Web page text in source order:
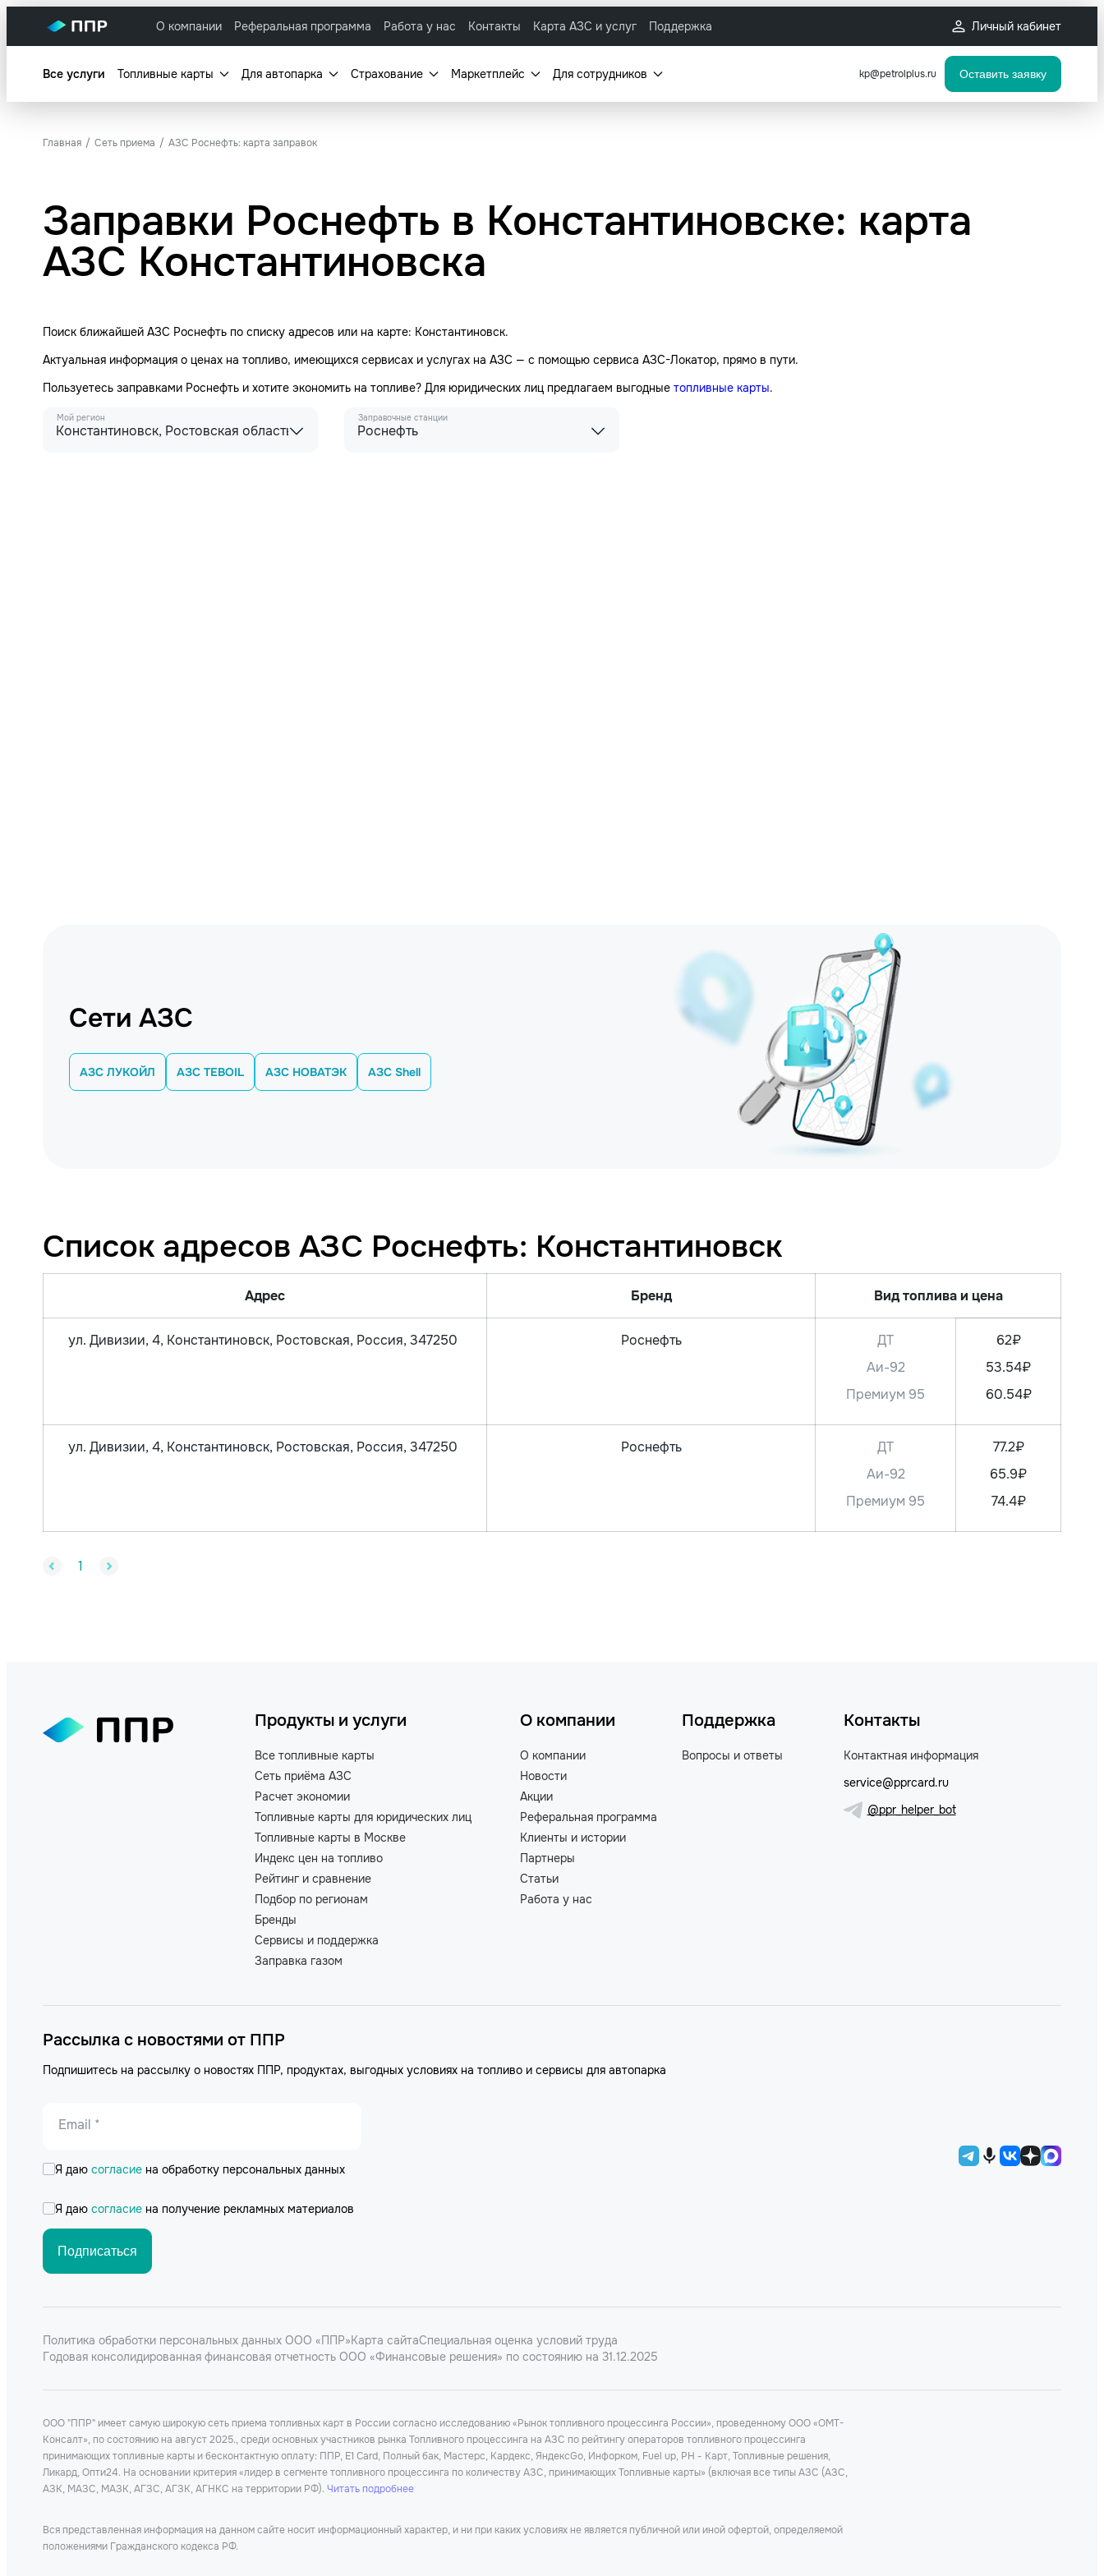
О компании Реферальная программа Работа у нас Контакты Карта АЗС и услуг Поддержка Личный кабинет
Все услуги Топливные карты Для автопарка Страхование Маркетплейс Для сотрудников kp@petrolplus.ru Оставить заявку
Главная Сеть приема АЗС Роснефть: карта заправок
Заправки Роснефть в Константиновске: карта
АЗС Константиновска
Поиск ближайшей АЗС Роснефть по списку адресов или на карте: Константиновск.
Актуальная информация о ценах на топливо, имеющихся сервисах и услугах на АЗС — с помощью сервиса АЗС-Локатор, прямо в пути.
Пользуетесь заправками Роснефть и хотите экономить на топливе? Для юридических лиц предлагаем выгодные топливные карты.
Мой регион
Константиновск, Ростовская область
Заправочные станции
Роснефть
Сети АЗС
АЗС ЛУКОЙЛ АЗС TEBOIL АЗС НОВАТЭК АЗС Shell
Список адресов АЗС Роснефть: Константиновск
Адрес Бренд Вид топлива и цена
ул. Дивизии, 4, Константиновск, Ростовская, Россия, 347250 Роснефть
ДТ
Аи-92
Премиум 95
62₽
53.54₽
60.54₽
ул. Дивизии, 4, Константиновск, Ростовская, Россия, 347250 Роснефть
ДТ
Аи-92
Премиум 95
77.2₽
65.9₽
74.4₽
1
Продукты и услуги
Все топливные карты
Сеть приёма АЗС
Расчет экономии
Топливные карты для юридических лиц
Топливные карты в Москве
Индекс цен на топливо
Рейтинг и сравнение
Подбор по регионам
Бренды
Сервисы и поддержка
Заправка газом
О компании
О компании
Новости
Акции
Реферальная программа
Клиенты и истории
Партнеры
Статьи
Работа у нас
Поддержка
Вопросы и ответы
Контакты
Контактная информация
service@pprcard.ru
@ppr_helper_bot
Рассылка с новостями от ППР
Подпишитесь на рассылку о новостях ППР, продуктах, выгодных условиях на топливо и сервисы для автопарка
Email *
Я даю согласие на обработку персональных данных
Я даю согласие на получение рекламных материалов
Подписаться
Политика обработки персональных данных ООО «ППР»Карта сайтаСпециальная оценка условий труда
Годовая консолидированная финансовая отчетность ООО «Финансовые решения» по состоянию на 31.12.2025
ООО "ППР" имеет самую широкую сеть приема топливных карт в России согласно исследованию «Рынок топливного процессинга России», проведенному ООО «ОМТ-
Консалт», по состоянию на август 2025., среди основных участников рынка Топливного процессинга на АЗС по рейтингу операторов топливного процессинга
принимающих топливные карты и бесконтактную оплату: ППР, Е1 Card, Полный бак, Мастерс, Кардекс, ЯндексGo, Инфорком, Fuel up, РН - Карт, Топливные решения,
Ликард, Опти24. На основании критерия «лидер в сегменте топливного процессинга по количеству АЗС, принимающих Топливные карты» (включая все типы АЗС (АЗС,
АЗК, МАЗС, МАЗК, АГЗС, АГЗК, АГНКС на территории РФ). Читать подробнее
Вся представленная информация на данном сайте носит информационный характер, и ни при каких условиях не является публичной или иной офертой, определяемой
положениями Гражданского кодекса РФ.